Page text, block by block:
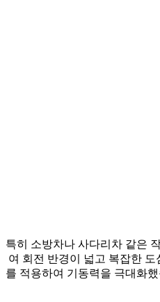
특히 소방차나 사다리차 같은
여 회전 반경이 넓고 복잡한
를 적용하여 기동력을 극대화